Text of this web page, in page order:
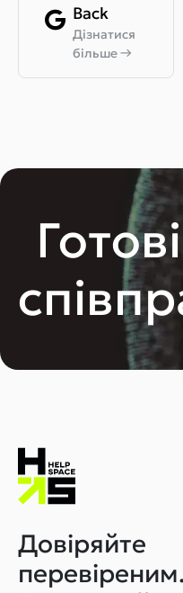
Back
Дізнатися
більше→
Довіряйте
перевіреним.